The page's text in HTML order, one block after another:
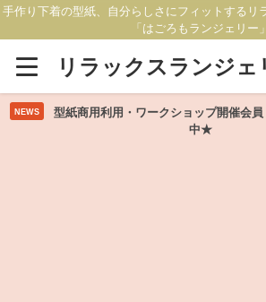
手作り下着の型紙、自分らしさにフィットするリ
「はごろもランジェリー」
リラックスランジェ
NEWS
型紙商用利用・ワークショップ開催会
中★